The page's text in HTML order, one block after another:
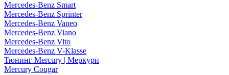
Mercedes-Benz Smart
Mercedes-Benz Sprinter
Mercedes-Benz Vaneo
Mercedes-Benz Viano
Mercedes-Benz Vito
Mercedes-Benz V-Klasse
Тюнинг Mercury | Меркури
Mercury Cougar